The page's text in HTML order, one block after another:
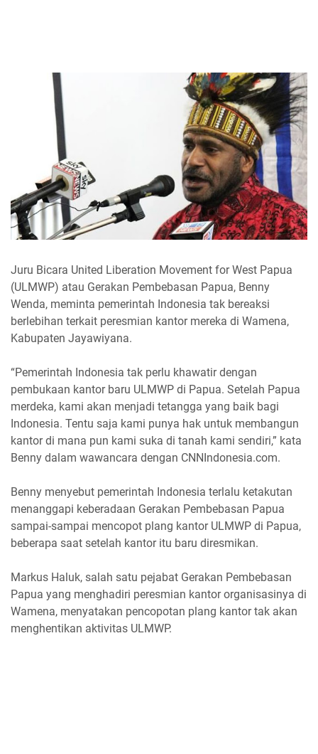
Juru Bicara United Liberation Movement for West Papua
(ULMWP) atau Gerakan Pembebasan Papua, Benny
Wenda, meminta pemerintah Indonesia tak bereaksi
berlebihan terkait peresmian kantor mereka di Wamena,
Kabupaten Jayawiyana.
“Pemerintah Indonesia tak perlu khawatir dengan
pembukaan kantor baru ULMWP di Papua. Setelah Papua
merdeka, kami akan menjadi tetangga yang baik bagi
Indonesia. Tentu saja kami punya hak untuk membangun
kantor di mana pun kami suka di tanah kami sendiri,” kata
Benny dalam wawancara dengan CNNIndonesia.com.
Benny menyebut pemerintah Indonesia terlalu ketakutan
menanggapi keberadaan Gerakan Pembebasan Papua
sampai-sampai mencopot plang kantor ULMWP di Papua,
beberapa saat setelah kantor itu baru diresmikan.
Markus Haluk, salah satu pejabat Gerakan Pembebasan
Papua yang menghadiri peresmian kantor organisasinya di
Wamena, menyatakan pencopotan plang kantor tak akan
menghentikan aktivitas ULMWP.